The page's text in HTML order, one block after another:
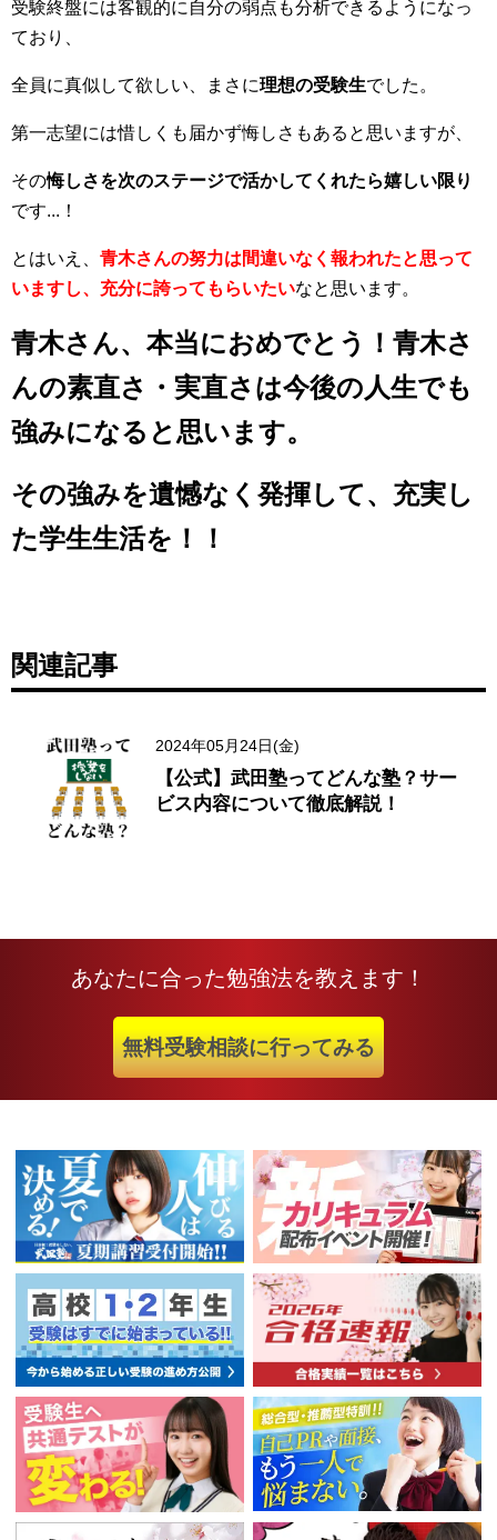
受験終盤には客観的に自分の弱点も分析できるようになっ
ており、
全員に真似して欲しい、まさに理想の受験生でした。
第一志望には惜しくも届かず悔しさもあると思いますが、
その悔しさを次のステージで活かしてくれたら嬉しい限り
です...！
とはいえ、 青木さんの努力は間違いなく報われたと思って
いますし、充分に誇ってもらいたいなと思います。
青木さん、本当におめでとう！青木さ
んの素直さ・実直さは今後の人生でも
強みになると思います。
その強みを遺憾なく発揮して、充実し
た学生生活を！！
関連記事
2024年05月24日(金)
【公式】武田塾ってどんな塾？サー
ビス内容について徹底解説！
あなたに合った勉強法を教えます！
無料受験相談に行ってみる